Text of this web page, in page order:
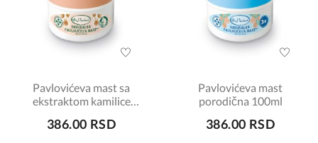
Pavlovićeva mast sa
ekstraktom kamilice
386.00 RSD
Pavlovićeva mast
porodična 100ml
386.00 RSD